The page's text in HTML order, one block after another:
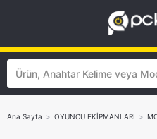
Ana Sayfa > OYUNCU EKİPMANLARI >